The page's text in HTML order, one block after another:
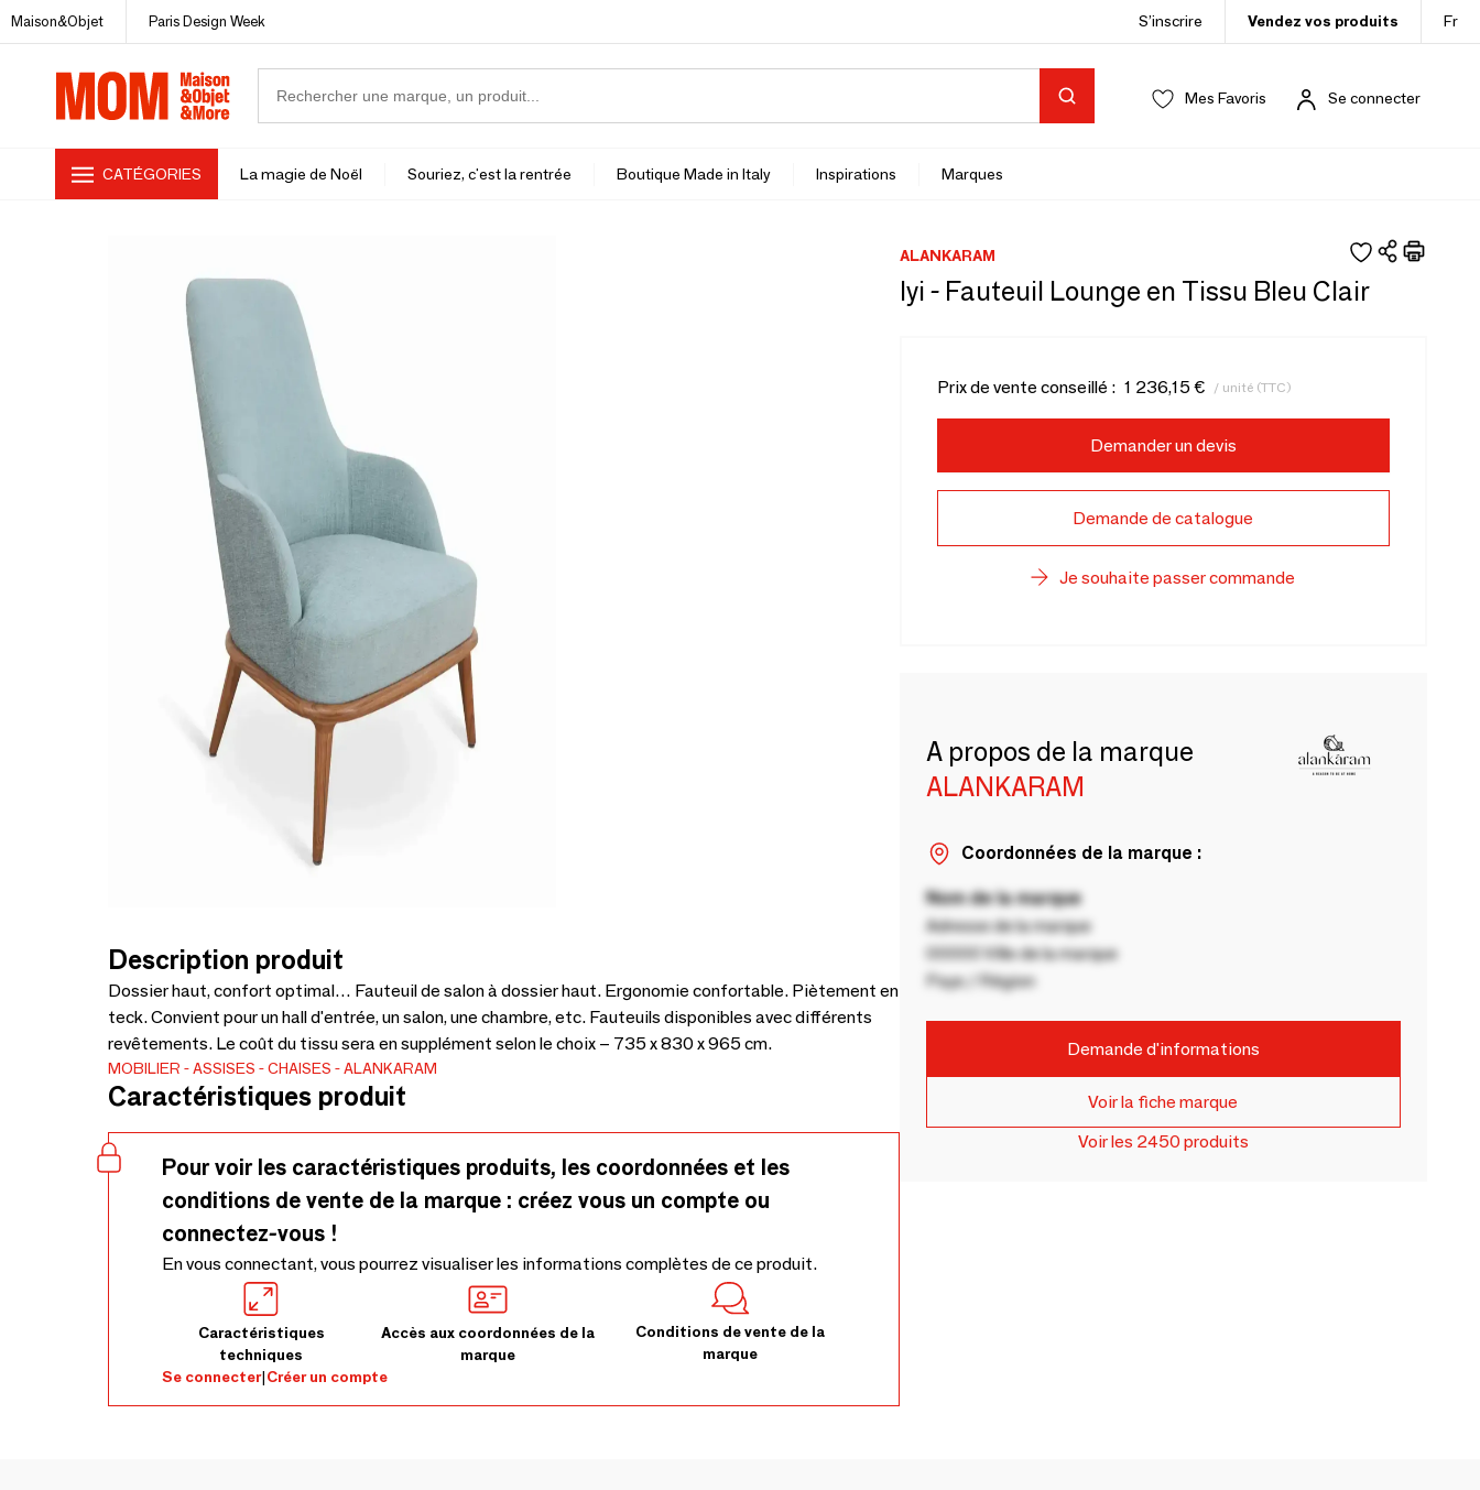
Maison&Objet Paris Design Week S’inscrire Vendez vos produits Fr
Mes Favoris Se connecter
CATÉGORIES La magie de Noël Souriez, c'est la rentrée Boutique Made in Italy Inspirations Marques
Description produit
Dossier haut, confort optimal… Fauteuil de salon à dossier haut. Ergonomie confortable. Piètement en
teck. Convient pour un hall d'entrée, un salon, une chambre, etc. Fauteuils disponibles avec différents
revêtements. Le coût du tissu sera en supplément selon le choix – 735 x 830 x 965 cm.
MOBILIER ASSISES CHAISES ALANKARAM
Caractéristiques produit
Pour voir les caractéristiques produits, les coordonnées et les
conditions de vente de la marque : créez vous un compte ou
connectez-vous !
En vous connectant, vous pourrez visualiser les informations complètes de ce produit.
Caractéristiques
techniques
Accès aux coordonnées de la
marque
Conditions de vente de la
marque
Se connecter|Créer un compte
ALANKARAM
Iyi - Fauteuil Lounge en Tissu Bleu Clair
Prix de vente conseillé : 1 236,15 € / unité (TTC)
Demander un devis
Demande de catalogue
Je souhaite passer commande
A propos de la marque
ALANKARAM
Coordonnées de la marque :
Nom de la marque
Adresse de la marque
00000 Ville de la marque
Pays / Région
Demande d'informations
Voir la fiche marque
Voir les 2450 produits